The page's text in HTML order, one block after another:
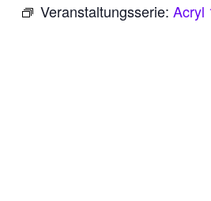
Veranstaltungsserie: Acryl